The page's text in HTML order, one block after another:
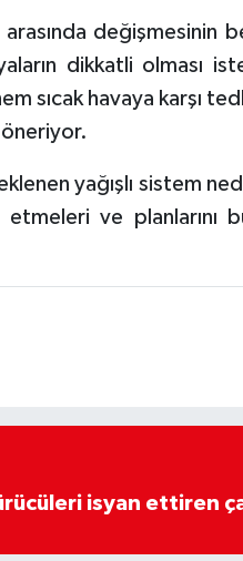
değişmesinin
dikkatli olması
sıcak havaya karşı
öneriyor.
yağışlı sistem
ve planlarını
isyan ettiren